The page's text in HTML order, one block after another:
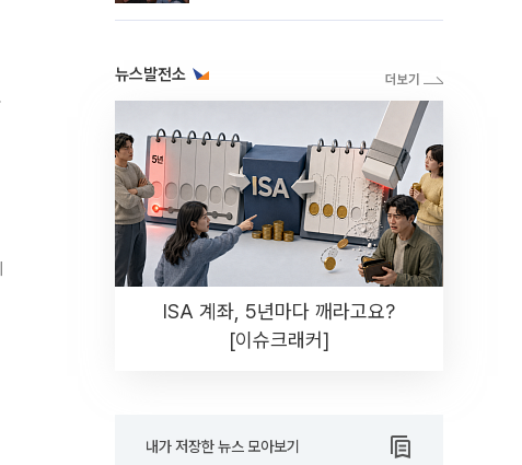
뉴스발전소
ISA 계좌, 5년마다 깨라고요?
[이슈크래커]
내가 저장한 뉴스 모아보기